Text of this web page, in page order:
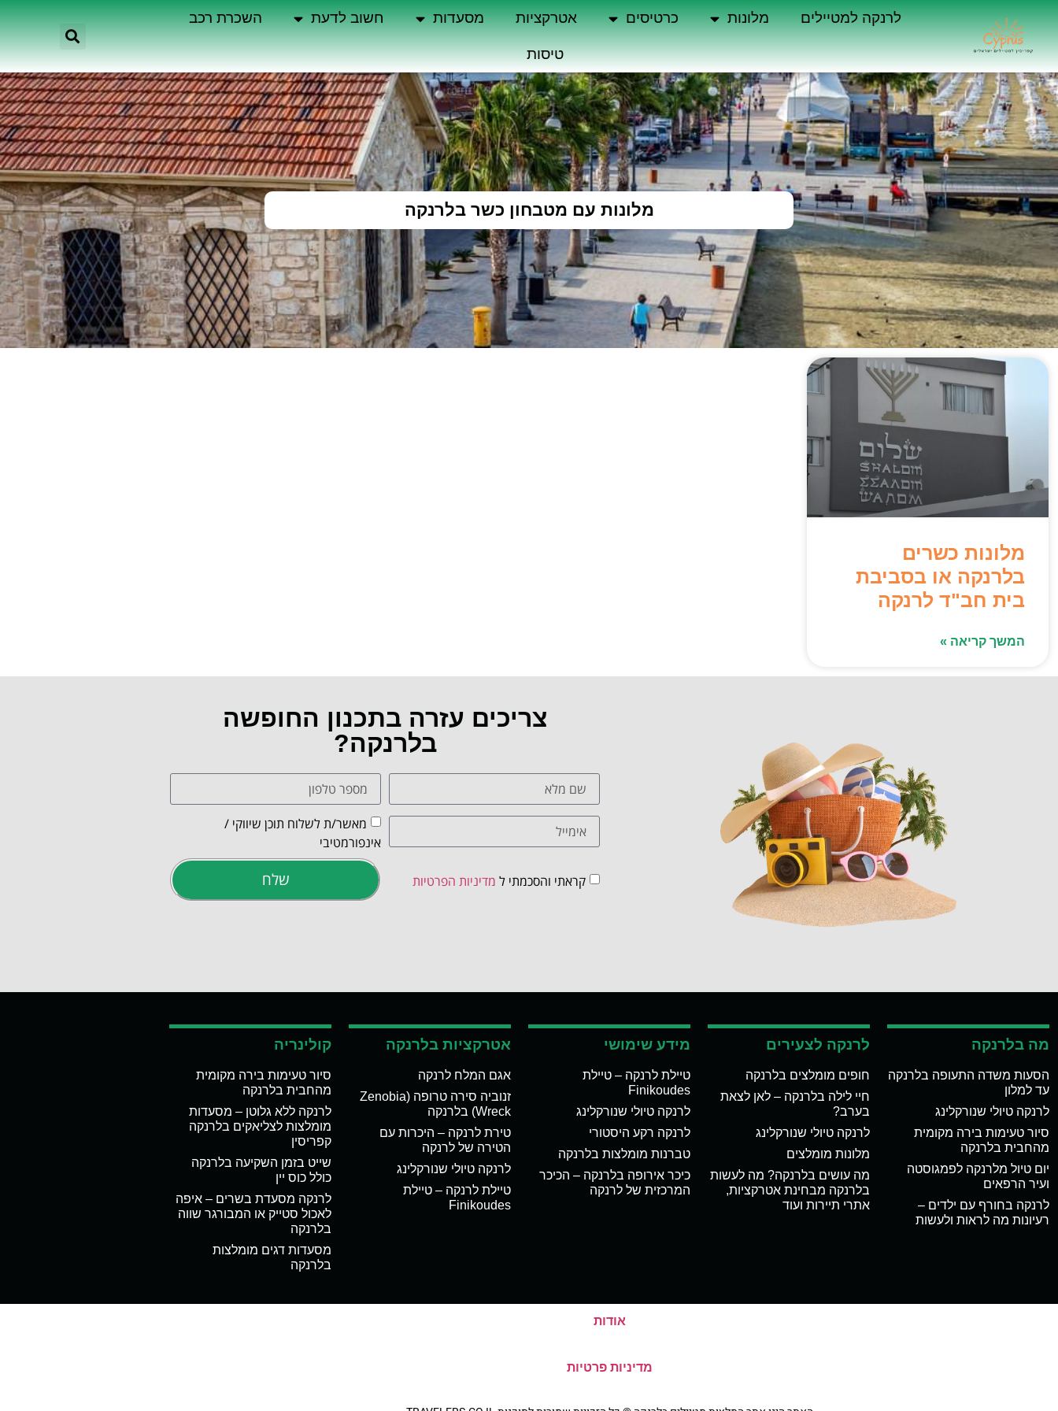
לרנקה למטיילים מלונות כרטיסים אטרקציות מסעדות חשוב לדעת השכרת רכב
טיסות
מלונות עם מטבחון כשר בלרנקה
מלונות כשרים
בלרנקה או בסביבת
בית חב"ד לרנקה
המשך קריאה »
צריכים עזרה בתכנון החופשה
בלרנקה?
מאשר/ת לשלוח תוכן שיווקי /
אינפורמטיבי
קראתי והסכמתי ל מדיניות הפרטיות שלח
מה בלרנקה
הסעות משדה התעופה בלרנקה
עד למלון
לרנקה טיולי שנורקלינג
סיור טעימות בירה מקומית
מהחבית בלרנקה
יום טיול מלרנקה לפמגוסטה
ועיר הרפאים
לרנקה בחורף עם ילדים –
רעיונות מה לראות ולעשות
לרנקה לצעירים
חופים מומלצים בלרנקה
חיי לילה בלרנקה – לאן לצאת
בערב?
לרנקה טיולי שנורקלינג
מלונות מומלצים
מה עושים בלרנקה? מה לעשות
בלרנקה מבחינת אטרקציות,
אתרי תיירות ועוד
מידע שימושי
טיילת לרנקה – טיילת
Finikoudes
לרנקה טיולי שנורקלינג
לרנקה רקע היסטורי
טברנות מומלצות בלרנקה
כיכר אירופה בלרנקה – הכיכר
המרכזית של לרנקה
אטרקציות בלרנקה
אגם המלח לרנקה
זנוביה סירה טרופה (Zenobia
Wreck) בלרנקה
טירת לרנקה – היכרות עם
הטירה של לרנקה
לרנקה טיולי שנורקלינג
טיילת לרנקה – טיילת
Finikoudes
קולינריה
סיור טעימות בירה מקומית
מהחבית בלרנקה
לרנקה ללא גלוטן – מסעדות
מומלצות לצליאקים בלרנקה
קפריסין
שייט בזמן השקיעה בלרנקה
כולל כוס יין
לרנקה מסעדת בשרים – איפה
לאכול סטייק או המבורגר שווה
בלרנקה
מסעדות דגים מומלצות
בלרנקה
אודות
מדיניות פרטיות